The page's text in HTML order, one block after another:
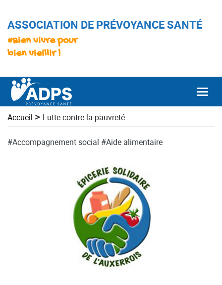
ASSOCIATION DE PRÉVOYANCE SANTÉ
#Bien vivre pour
bien vieillir !
Accueil > Lutte contre la pauvreté
#Accompagnement social #Aide alimentaire